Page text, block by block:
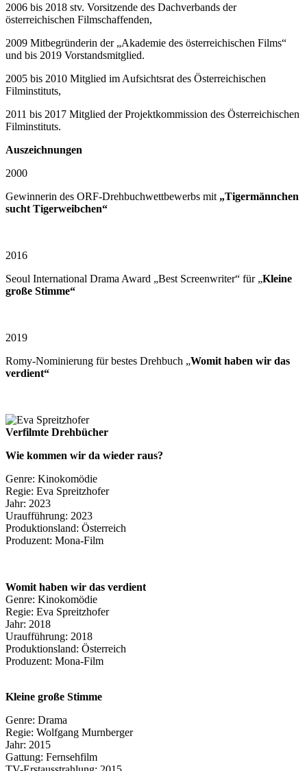
2006 bis 2018 stv. Vorsitzende des Dachverbands der
österreichischen Filmschaffenden,
2009 Mitbegründerin der „Akademie des österreichischen Films“
und bis 2019 Vorstandsmitglied.
2005 bis 2010 Mitglied im Aufsichtsrat des Österreichischen
Filminstituts,
2011 bis 2017 Mitglied der Projektkommission des Österreichischen
Filminstituts.
Auszeichnungen
2000
Gewinnerin des ORF-Drehbuchwettbewerbs mit „Tigermännchen
sucht Tigerweibchen“
2016
Seoul International Drama Award „Best Screenwriter“ für „Kleine
große Stimme“
2019
Romy-Nominierung für bestes Drehbuch „Womit haben wir das
verdient“
Verfilmte Drehbücher
Wie kommen wir da wieder raus?
Genre: Kinokomödie
Regie: Eva Spreitzhofer
Jahr: 2023
Uraufführung: 2023
Produktionsland: Österreich
Produzent: Mona-Film
Womit haben wir das verdient
Genre: Kinokomödie
Regie: Eva Spreitzhofer
Jahr: 2018
Uraufführung: 2018
Produktionsland: Österreich
Produzent: Mona-Film
Kleine große Stimme
Genre: Drama
Regie: Wolfgang Murnberger
Jahr: 2015
Gattung: Fernsehfilm